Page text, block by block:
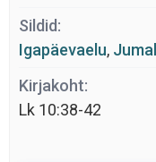
Sildid:
Igapäevaelu,
Kirjakoht:
Lk 10:38-42